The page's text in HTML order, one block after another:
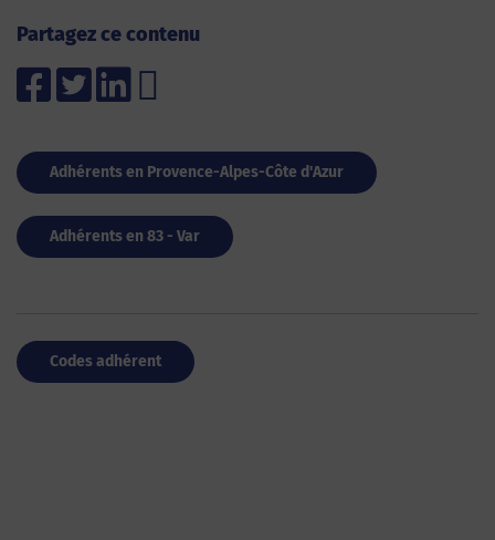
Partagez ce contenu
Adhérents en Provence-Alpes-Côte d'Azur
Adhérents en 83 - Var
Codes adhérent